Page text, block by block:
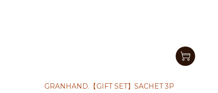
GRANHAND.【GIFT SET】SACHET 3P